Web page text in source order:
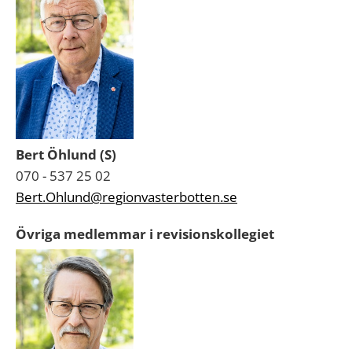
Bert Öhlund (S)
070 - 537 25 02
Bert.Ohlund@regionvasterbotten.se
Övriga medlemmar i revisionskollegiet